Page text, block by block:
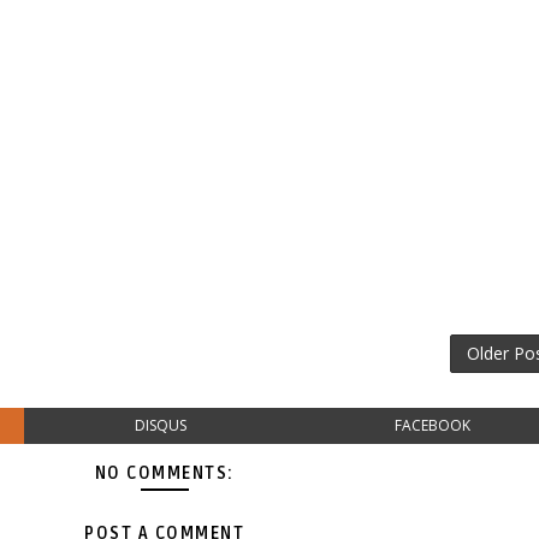
Older
DISQUS FACEBOOK
NO COMMENTS:
POST A COMMENT